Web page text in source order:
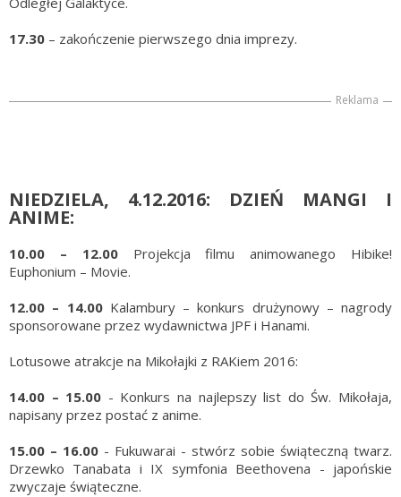
17.30 – zakończenie pierwszego dnia imprezy.
Reklama
NIEDZIELA, 4.12.2016: DZIEŃ MANGI I
ANIME:
10.00 – 12.00Projekcja filmu animowanego Hibike!
Euphonium – Movie.
12.00 – 14.00 Kalambury – konkurs drużynowy – nagrody
sponsorowane przez wydawnictwa JPF i Hanami.
Lotusowe atrakcje na Mikołajki z RAKiem 2016:
14.00 – 15.00 - Konkurs na najlepszy list do Św. Mikołaja,
napisany przez postać z anime.
15.00 – 16.00 - Fukuwarai - stwórz sobie świąteczną twarz.
Drzewko Tanabata i IX symfonia Beethovena - japońskie
zwyczaje świąteczne.